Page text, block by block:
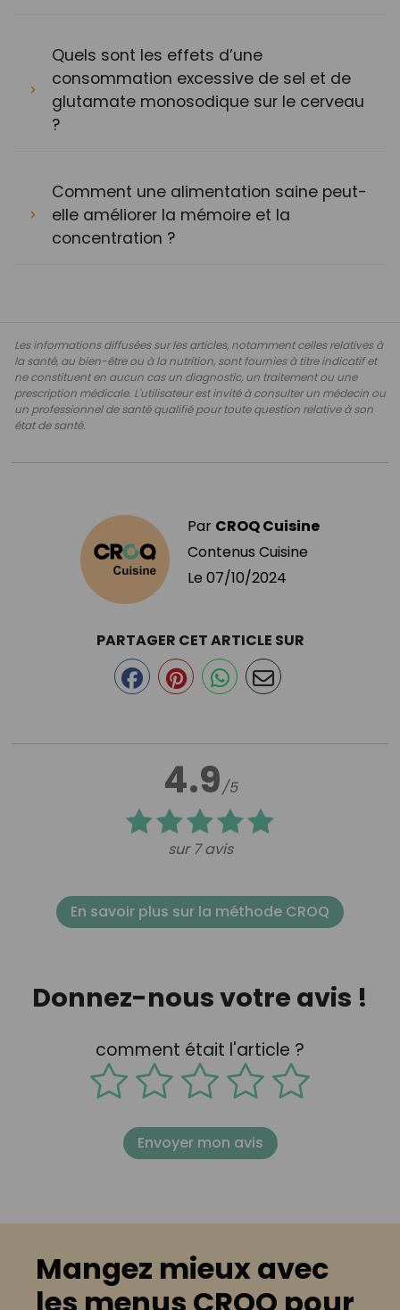
Quels sont les effets d’une
consommation excessive de sel et de
glutamate monosodique sur le cerveau
?
Comment une alimentation saine peut-
elle améliorer la mémoire et la
concentration ?
Les informations diffusées sur les articles, notamment celles relatives à
la santé, au bien-être ou à la nutrition, sont fournies à titre indicatif et
ne constituent en aucun cas un diagnostic, un traitement ou une
prescription médicale. L'utilisateur est invité à consulter un médecin ou
un professionnel de santé qualifié pour toute question relative à son
état de santé.
Par CROQ Cuisine
Contenus Cuisine
Le 07/10/2024
4.9/5
sur 7 avis
PARTAGER CET ARTICLE SUR
En savoir plus sur la méthode CROQ
Donnez-nous votre avis !
comment était l'article ?
Envoyer mon avis
Mangez mieux avec